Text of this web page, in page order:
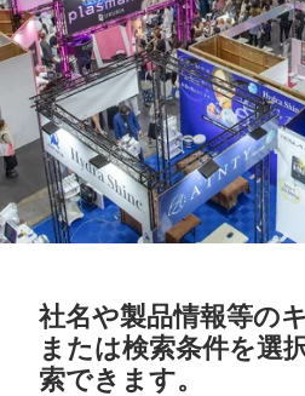
社名や製品情報等の
または検索条件を選
索できます。